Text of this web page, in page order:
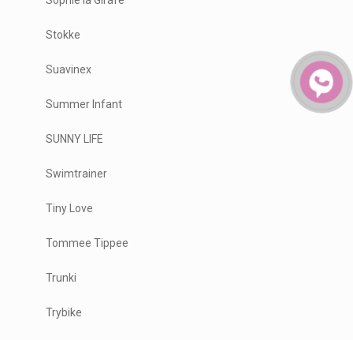
Stokke
Suavinex
Summer Infant
SUNNY LIFE
Swimtrainer
Tiny Love
Tommee Tippee
Trunki
Trybike